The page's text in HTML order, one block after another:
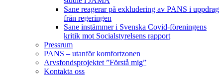
Sane reagerar på exkludering av PANS i uppdrag
från regeringen
Sane instämmer i Svenska Covid-föreningens
kritik mot Socialstyrelsens rapport
Pressrum
PANS – utanför komfortzonen
Arvsfondsprojektet ”Förstå mig”
Kontakta oss